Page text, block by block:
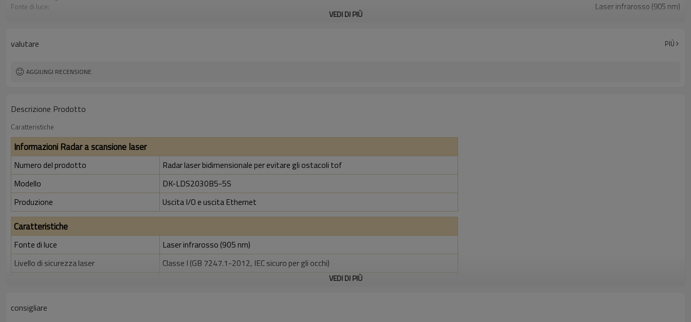
Fonte di luce: Laser infrarosso (905 nm)
VEDI DI PIÙ
valutare PIÙ
AGGIUNGI RECENSIONE
Descrizione Prodotto
Caratteristiche
Informazioni Radar a scansione laser
Numero del prodotto
Radar laser bidimensionale per evitare gli ostacoli tof
Modello
DK-LDS2030B5-5S
Produzione
Uscita I/O e uscita Ethernet
Caratteristiche
Fonte di luce
Laser infrarosso (905 nm)
Livello di sicurezza laser
Classe I (GB 7247.1-2012, IEC sicuro per gli occhi)
VEDI DI PIÙ
consigliare